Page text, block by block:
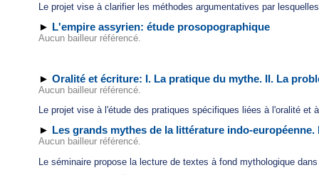
Le projet vise à clarifier les méthodes argumentatives par
► L'empire assyrien: étude prosopographique
Aucun bailleur référencé.
► Oralité et écriture: I. La pratique du mythe. II. La
Aucun bailleur référencé.
Le projet vise à l'étude des pratiques spécifiques liées à l'oralité
► Les grands mythes de la littérature indo-
Aucun bailleur référencé.
Le séminaire propose la lecture de textes à fond mythologique